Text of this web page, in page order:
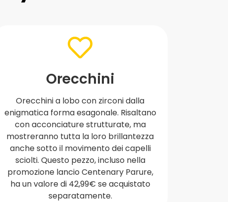
Orecchini
Orecchini a lobo con zirconi dalla
enigmatica forma esagonale. Risaltano
con acconciature strutturate, ma
mostreranno tutta la loro brillantezza
anche sotto il movimento dei capelli
sciolti. Questo pezzo, incluso nella
promozione lancio Centenary Parure,
ha un valore di 42,99€ se acquistato
separatamente.